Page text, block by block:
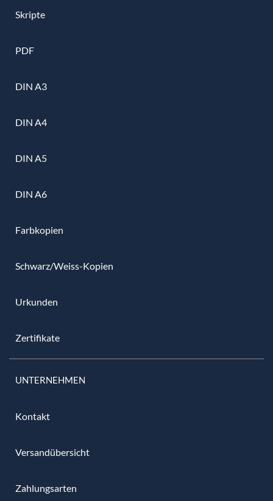
Skripte
PDF
DIN A3
DIN A4
DIN A5
DIN A6
Farbkopien
Schwarz/Weiss-Kopien
Urkunden
Zertifikate
UNTERNEHMEN
Kontakt
Versandübersicht
Zahlungsarten